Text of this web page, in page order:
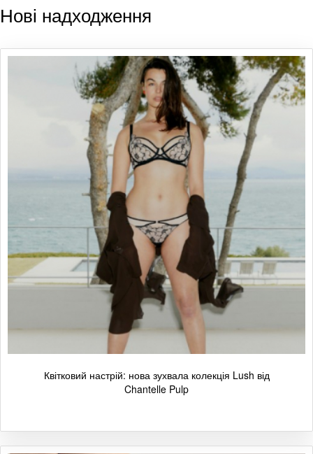
Нові надходження
Квітковий настрій: нова зухвала колекція Lush від
Chantelle Pulp